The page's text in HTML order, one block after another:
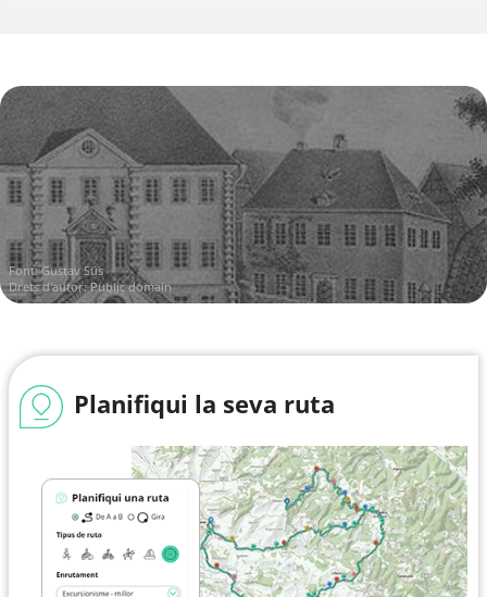
Font:Gustav Süs
Drets d'autor: Public domain
Planifiqui la seva ruta